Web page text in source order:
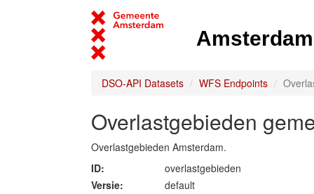
DSO-API Datasets WFS Endpoints
Overlastgebieden
Overlastgebieden Amsterdam.
ID:
overlastgebieden
Versie:
default